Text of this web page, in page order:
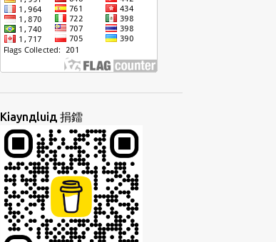
KANGФCOKФ KAUДLIUЖ
KAUДTHONGД KAUФ
KAUЯYOKД
KAYNGФGIAMФ KAДCHAEKФ
KHAIФФTHEЯ KHIM3SIU3
KHIUЖSINЖ KHOЯCHAEKФ
KIAMЯKIOЖ KIAYNЯGIФ
KIIAФKIIAЖ KIДCIAЯ KIЯTIЖ
KOHЯSUФ KORKЯCAYФ
KORNGДHUЯUAФ KORNGДKORЯ
Kiaynдluiд 捐鐳